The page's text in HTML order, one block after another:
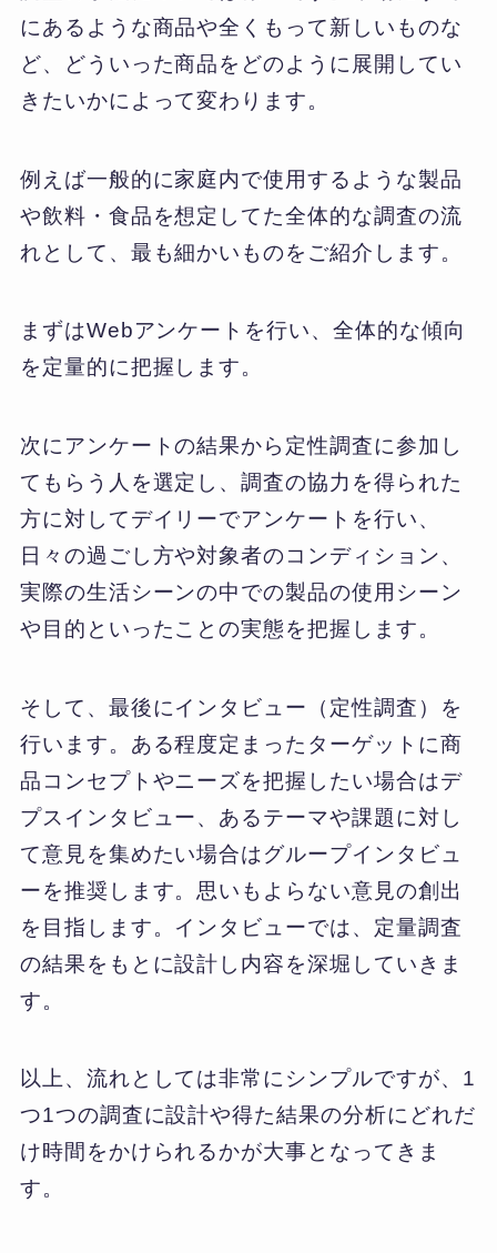
にあるような商品や全くもって新しいものな
ど、どういった商品をどのように展開してい
きたいかによって変わります。
例えば一般的に家庭内で使用するような製品
や飲料・食品を想定してた全体的な調査の流
れとして、最も細かいものをご紹介します。
まずはWebアンケートを行い、全体的な傾向
を定量的に把握します。
次にアンケートの結果から定性調査に参加し
てもらう人を選定し、調査の協力を得られた
方に対してデイリーでアンケートを行い、
日々の過ごし方や対象者のコンディション、
実際の生活シーンの中での製品の使用シーン
や目的といったことの実態を把握します。
そして、最後にインタビュー（定性調査）を
行います。ある程度定まったターゲットに商
品コンセプトやニーズを把握したい場合はデ
プスインタビュー、あるテーマや課題に対し
て意見を集めたい場合はグループインタビュ
ーを推奨します。思いもよらない意見の創出
を目指します。インタビューでは、定量調査
の結果をもとに設計し内容を深堀していきま
す。
以上、流れとしては非常にシンプルですが、1
つ1つの調査に設計や得た結果の分析にどれだ
け時間をかけられるかが大事となってきま
す。